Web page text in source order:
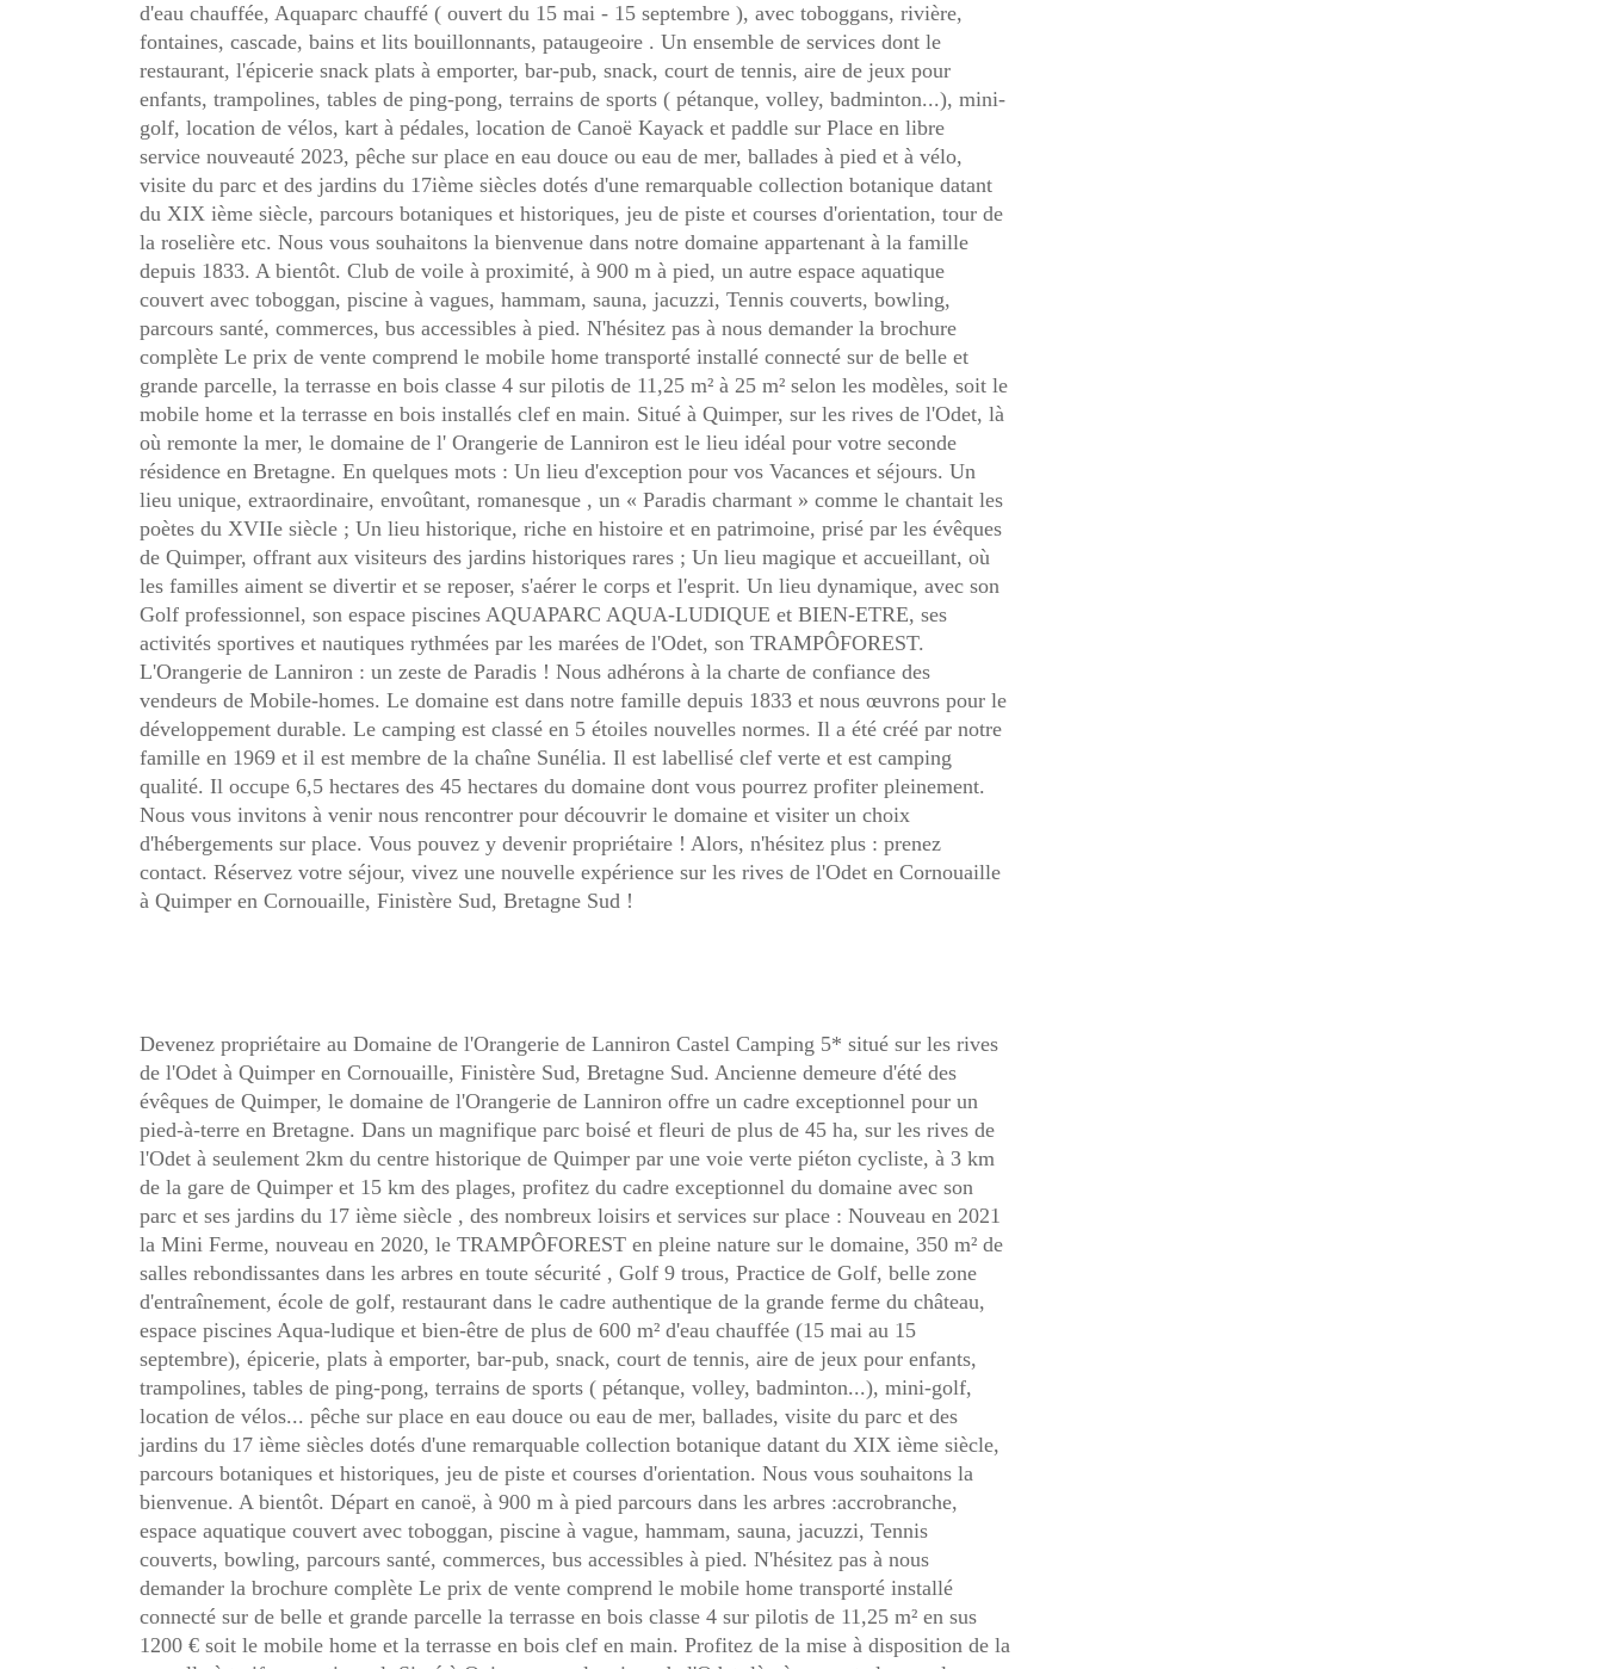
d'eau chauffée, Aquaparc chauffé ( ouvert du 15 mai - 15 septembre ), avec toboggans, rivière,
fontaines, cascade, bains et lits bouillonnants, pataugeoire . Un ensemble de services dont le
restaurant, l'épicerie snack plats à emporter, bar-pub, snack, court de tennis, aire de jeux pour
enfants, trampolines, tables de ping-pong, terrains de sports ( pétanque, volley, badminton...), mini-
golf, location de vélos, kart à pédales, location de Canoë Kayack et paddle sur Place en libre
service nouveauté 2023, pêche sur place en eau douce ou eau de mer, ballades à pied et à vélo,
visite du parc et des jardins du 17ième siècles dotés d'une remarquable collection botanique datant
du XIX ième siècle, parcours botaniques et historiques, jeu de piste et courses d'orientation, tour de
la roselière etc. Nous vous souhaitons la bienvenue dans notre domaine appartenant à la famille
depuis 1833. A bientôt. Club de voile à proximité, à 900 m à pied, un autre espace aquatique
couvert avec toboggan, piscine à vagues, hammam, sauna, jacuzzi, Tennis couverts, bowling,
parcours santé, commerces, bus accessibles à pied. N'hésitez pas à nous demander la brochure
complète Le prix de vente comprend le mobile home transporté installé connecté sur de belle et
grande parcelle, la terrasse en bois classe 4 sur pilotis de 11,25 m² à 25 m² selon les modèles, soit le
mobile home et la terrasse en bois installés clef en main. Situé à Quimper, sur les rives de l'Odet, là
où remonte la mer, le domaine de l' Orangerie de Lanniron est le lieu idéal pour votre seconde
résidence en Bretagne. En quelques mots : Un lieu d'exception pour vos Vacances et séjours. Un
lieu unique, extraordinaire, envoûtant, romanesque , un « Paradis charmant » comme le chantait les
poètes du XVIIe siècle ; Un lieu historique, riche en histoire et en patrimoine, prisé par les évêques
de Quimper, offrant aux visiteurs des jardins historiques rares ; Un lieu magique et accueillant, où
les familles aiment se divertir et se reposer, s'aérer le corps et l'esprit. Un lieu dynamique, avec son
Golf professionnel, son espace piscines AQUAPARC AQUA-LUDIQUE et BIEN-ETRE, ses
activités sportives et nautiques rythmées par les marées de l'Odet, son TRAMPÔFOREST.
L'Orangerie de Lanniron : un zeste de Paradis ! Nous adhérons à la charte de confiance des
vendeurs de Mobile-homes. Le domaine est dans notre famille depuis 1833 et nous œuvrons pour le
développement durable. Le camping est classé en 5 étoiles nouvelles normes. Il a été créé par notre
famille en 1969 et il est membre de la chaîne Sunélia. Il est labellisé clef verte et est camping
qualité. Il occupe 6,5 hectares des 45 hectares du domaine dont vous pourrez profiter pleinement.
Nous vous invitons à venir nous rencontrer pour découvrir le domaine et visiter un choix
d'hébergements sur place. Vous pouvez y devenir propriétaire ! Alors, n'hésitez plus : prenez
contact. Réservez votre séjour, vivez une nouvelle expérience sur les rives de l'Odet en Cornouaille
à Quimper en Cornouaille, Finistère Sud, Bretagne Sud !
Devenez propriétaire au Domaine de l'Orangerie de Lanniron Castel Camping 5* situé sur les rives
de l'Odet à Quimper en Cornouaille, Finistère Sud, Bretagne Sud. Ancienne demeure d'été des
évêques de Quimper, le domaine de l'Orangerie de Lanniron offre un cadre exceptionnel pour un
pied-à-terre en Bretagne. Dans un magnifique parc boisé et fleuri de plus de 45 ha, sur les rives de
l'Odet à seulement 2km du centre historique de Quimper par une voie verte piéton cycliste, à 3 km
de la gare de Quimper et 15 km des plages, profitez du cadre exceptionnel du domaine avec son
parc et ses jardins du 17 ième siècle , des nombreux loisirs et services sur place : Nouveau en 2021
la Mini Ferme, nouveau en 2020, le TRAMPÔFOREST en pleine nature sur le domaine, 350 m² de
salles rebondissantes dans les arbres en toute sécurité , Golf 9 trous, Practice de Golf, belle zone
d'entraînement, école de golf, restaurant dans le cadre authentique de la grande ferme du château,
espace piscines Aqua-ludique et bien-être de plus de 600 m² d'eau chauffée (15 mai au 15
septembre), épicerie, plats à emporter, bar-pub, snack, court de tennis, aire de jeux pour enfants,
trampolines, tables de ping-pong, terrains de sports ( pétanque, volley, badminton...), mini-golf,
location de vélos... pêche sur place en eau douce ou eau de mer, ballades, visite du parc et des
jardins du 17 ième siècles dotés d'une remarquable collection botanique datant du XIX ième siècle,
parcours botaniques et historiques, jeu de piste et courses d'orientation. Nous vous souhaitons la
bienvenue. A bientôt. Départ en canoë, à 900 m à pied parcours dans les arbres :accrobranche,
espace aquatique couvert avec toboggan, piscine à vague, hammam, sauna, jacuzzi, Tennis
couverts, bowling, parcours santé, commerces, bus accessibles à pied. N'hésitez pas à nous
demander la brochure complète Le prix de vente comprend le mobile home transporté installé
connecté sur de belle et grande parcelle la terrasse en bois classe 4 sur pilotis de 11,25 m² en sus
1200 € soit le mobile home et la terrasse en bois clef en main. Profitez de la mise à disposition de la